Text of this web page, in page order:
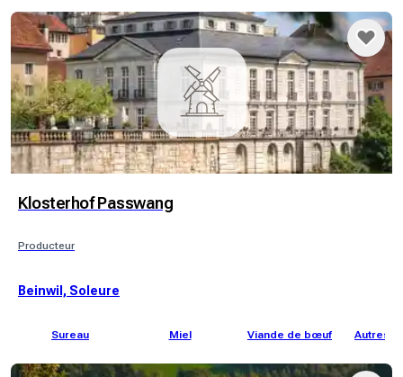
Klosterhof Passwang
Producteur
Beinwil, Soleure
Sureau Miel Viande de bœuf Autres